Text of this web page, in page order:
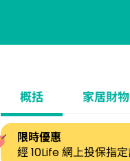
概括 家居財物
限時優惠
經 10Life 網上投保指